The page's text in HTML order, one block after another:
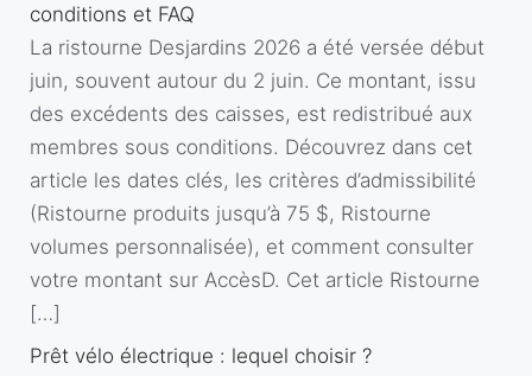
conditions et FAQ
La ristourne Desjardins 2026 a été versée début
juin, souvent autour du 2 juin. Ce montant, issu
des excédents des caisses, est redistribué aux
membres sous conditions. Découvrez dans cet
article les dates clés, les critères d’admissibilité
(Ristourne produits jusqu’à 75 $, Ristourne
volumes personnalisée), et comment consulter
votre montant sur AccèsD. Cet article Ristourne
[…]
Prêt vélo électrique : lequel choisir ?